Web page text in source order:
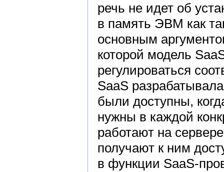
речь не идет об
в память ЭВМ как
основным
которой модель
регулироваться
SaaS
были доступны,
нужны в каждой
работают на
получают к ним
в функции SaaS-